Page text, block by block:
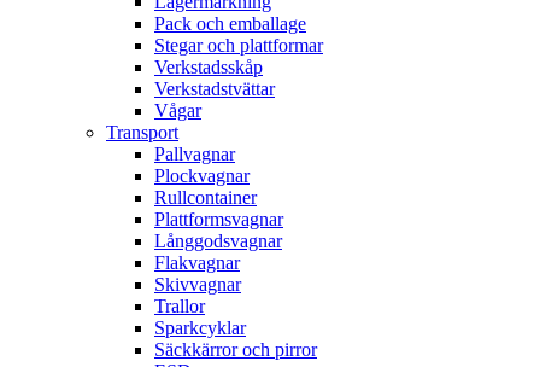
Pack och emballage
Stegar och plattformar
Verkstadsskåp
Verkstadstvättar
Vågar
Transport
Pallvagnar
Plockvagnar
Rullcontainer
Plattformsvagnar
Långgodsvagnar
Flakvagnar
Skivvagnar
Trallor
Sparkcyklar
Säckkärror och pirror